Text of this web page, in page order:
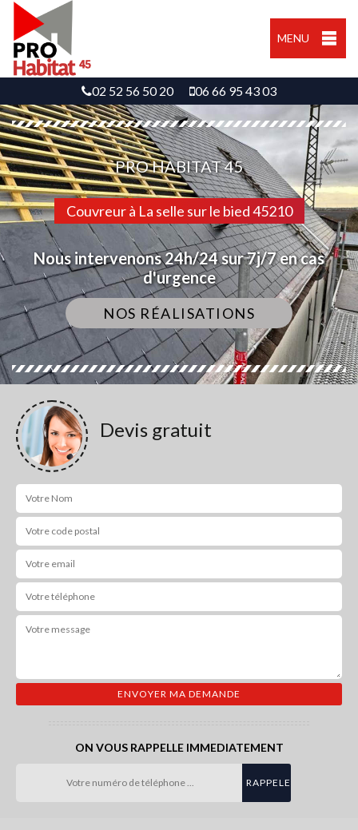
MENU
02 52 56 50 20 06 66 95 43 03
PRO HABITAT 45
Couvreur à La selle sur le bied 45210
Nous intervenons 24h/24 sur 7j/7 en cas
d'urgence
NOS RÉALISATIONS
Devis gratuit
ON VOUS RAPPELLE IMMEDIATEMENT